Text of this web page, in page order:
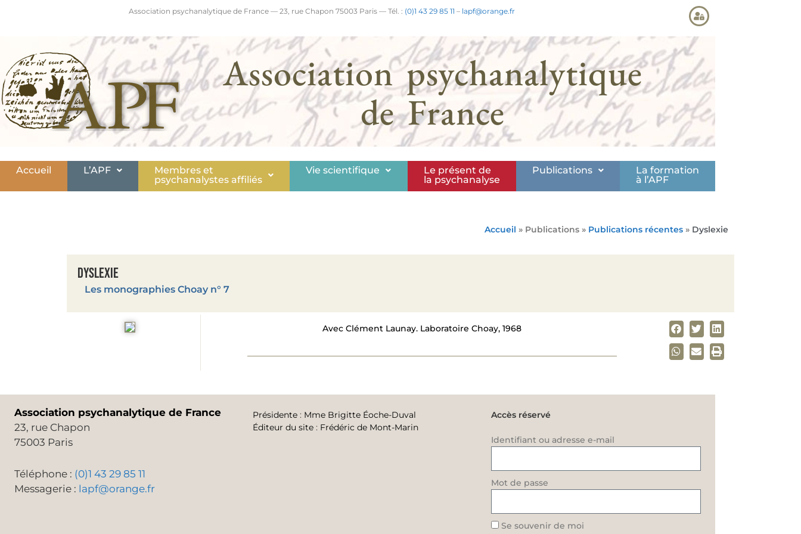
Association psychanalytique de France — 23, rue Chapon 75003 Paris — Tél. : (0)1 43 29 85 11 – lapf@orange.fr
Association psychanalytique
de France
Accueil L’APF
Membres et
psychanalystes affiliés
Vie scientifique
Le présent de
la psychanalyse
Publications
La formation
à l’APF
Accueil » Publications » Publications récentes » Dyslexie
Dyslexie
Les monographies Choay n° 7
Avec Clément Launay. Laboratoire Choay, 1968
Association psychanalytique de France
23, rue Chapon
75003 Paris
Téléphone : (0)1 43 29 85 11
Messagerie : lapf@orange.fr
Présidente: Mme Brigitte Éoche-Duval
Éditeur du site: Frédéric de Mont-Marin
Accès réservé
Identifiant ou adresse e-mail
Mot de passe
Se souvenir de moi